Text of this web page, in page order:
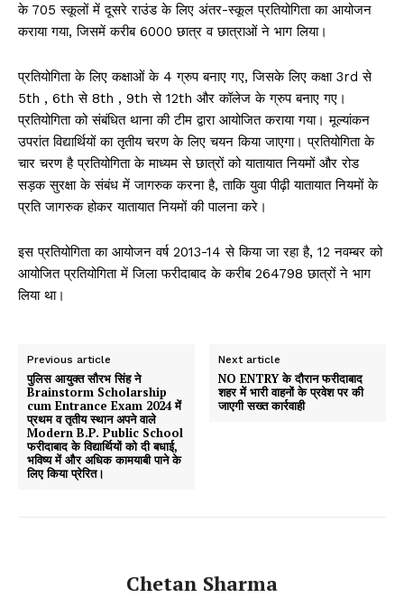
के 705 स्कूलों में दूसरे राउंड के लिए अंतर-स्कूल प्रतियोगिता का आयोजन
कराया गया, जिसमें करीब 6000 छात्र व छात्राओं ने भाग लिया।
प्रतियोगिता के लिए कक्षाओं के 4 ग्रुप बनाए गए, जिसके लिए कक्षा 3rd से
5th , 6th से 8th , 9th से 12th और कॉलेज के ग्रुप बनाए गए।
प्रतियोगिता को संबंधित थाना की टीम द्वारा आयोजित कराया गया। मूल्यांकन
उपरांत विद्यार्थियों का तृतीय चरण के लिए चयन किया जाएगा। प्रतियोगिता के
चार चरण है प्रतियोगिता के माध्यम से छात्रों को यातायात नियमों और रोड
सड़क सुरक्षा के संबंध में जागरुक करना है, ताकि युवा पीढ़ी यातायात नियमों के
प्रति जागरुक होकर यातायात नियमों की पालना करे।
इस प्रतियोगिता का आयोजन वर्ष 2013-14 से किया जा रहा है, 12 नवम्बर को
आयोजित प्रतियोगिता में जिला फरीदाबाद के करीब 264798 छात्रों ने भाग
लिया था।
Previous article
पुलिस आयुक्त सौरभ सिंह ने
Brainstorm Scholarship
cum Entrance Exam 2024 में
प्रथम व तृतीय स्थान अपने वाले
Modern B.P. Public School
फरीदाबाद के विद्यार्थियों को दी बधाई,
भविष्य में और अधिक कामयाबी पाने के
लिए किया प्रेरित।
Next article
NO ENTRY के दौरान फरीदाबाद
शहर में भारी वाहनों के प्रवेश पर की
जाएगी सख्त कार्रवाही
Chetan Sharma